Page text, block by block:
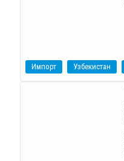
Импорт Узбекистан